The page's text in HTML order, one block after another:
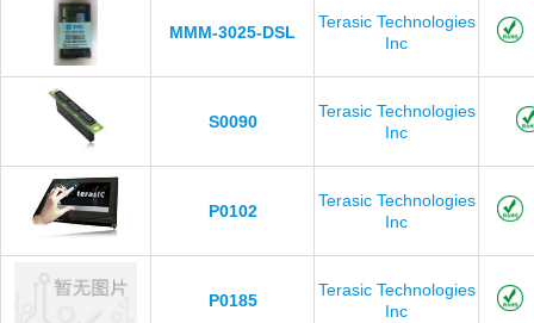
MMM-3025-DSL
Terasic Technologies
Inc
S0090
Terasic Technologies
Inc
P0102
Terasic Technologies
Inc
P0185
Terasic Technologies
Inc